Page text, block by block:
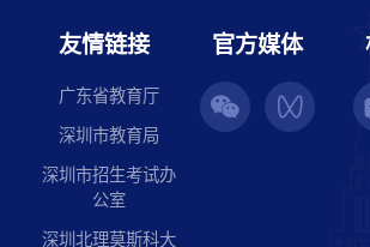
友情链接
广东省教育厅
深圳市教育局
深圳市招生考试办
公室
深圳北理莫斯科大
官方媒体